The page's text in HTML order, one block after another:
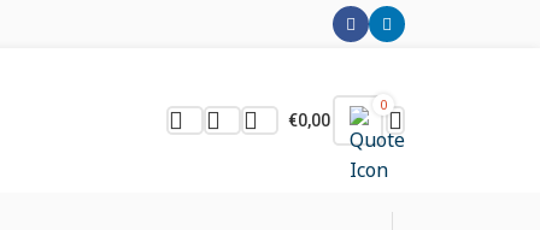
€0,00
0